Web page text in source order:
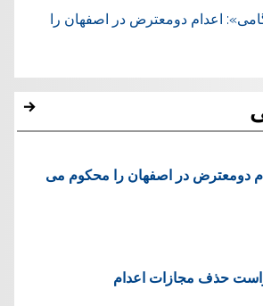
اعدام دومعترض در اصفهان را
دومعترض در اصفهان را محکوم می
حذف مجازات اعدام